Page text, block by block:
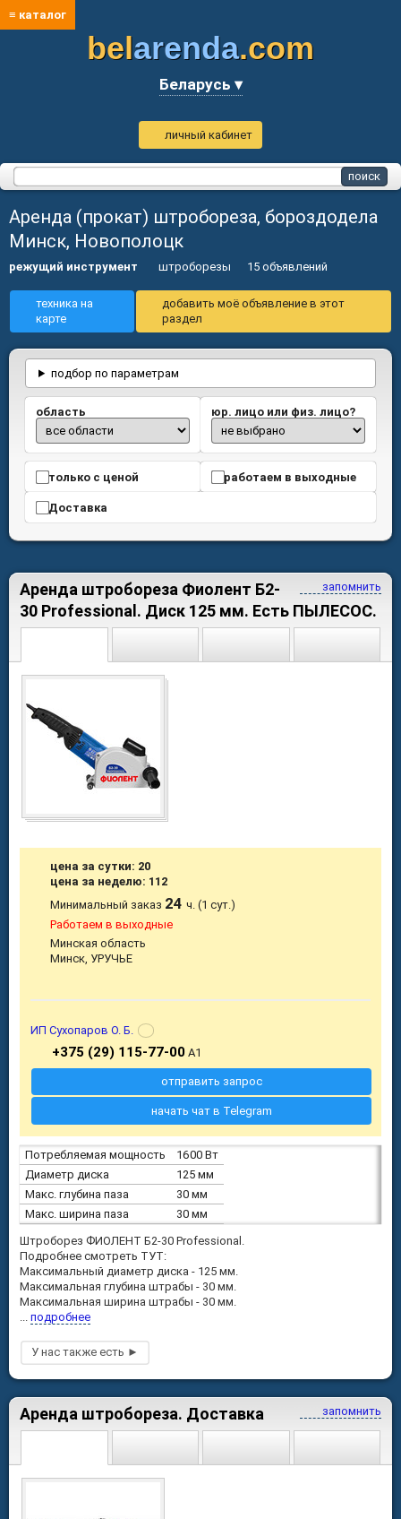
≡ каталог
belarenda.com
Беларусь ▾
личный кабинет
Аренда (прокат) штробореза, бороздодела
Минск, Новополоцк
режущий инструмент штроборезы 15 объявлений
техника на
карте
добавить моё объявление в этот
раздел
подбор по параметрам
область юр. лицо или физ. лицо?
только с ценой работаем в выходные
Доставка
запомнить
Аренда штробореза Фиолент Б2-
30 Professional. Диск 125 мм. Есть ПЫЛЕСОС.
Потребляемая мощность
1600 Вт
Диаметр диска
125 мм
Макс. глубина паза
30 мм
Макс. ширина паза
30 мм
Штроборез ФИОЛЕНТ Б2-30 Professional.
Подробнее смотреть ТУТ:
Максимальный диаметр диска - 125 мм.
Максимальная глубина штрабы - 30 мм.
Максимальная ширина штрабы - 30 мм.
подробнее
цена за сутки: 20
цена за неделю: 112
Минимальный заказ 24ч. (1 сут.)
Работаем в выходные
Минская область
Минск, УРУЧЬЕ
ИП Сухопаров О. Б.
+375 (29) 115-77-00A1
отправить запрос
начать чат в Telegram
запомнить
Аренда штробореза. Доставка